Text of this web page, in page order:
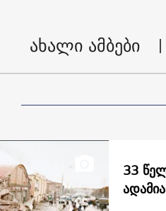
ახალი ამბები
33